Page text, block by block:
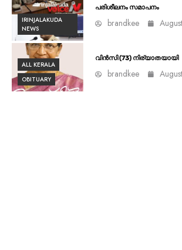
IRINJALAKUDA
NEWS
പരിശീലനം സമാപനം
brandkee
ALL KERALA
OBITUARY
വിൻസി (73) നിര്യാതയായി
brandkee